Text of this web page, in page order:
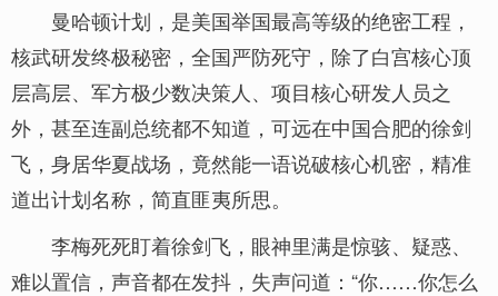
曼哈顿计划，是美国举国最高等级的绝密工程，
核武研发终极秘密，全国严防死守，除了白宫核心顶
层高层、军方极少数决策人、项目核心研发人员之
外，甚至连副总统都不知道，可远在中国合肥的徐剑
飞，身居华夏战场，竟然能一语说破核心机密，精准
道出计划名称，简直匪夷所思。
李梅死死盯着徐剑飞，眼神里满是惊骇、疑惑、
难以置信，声音都在发抖，失声问道：“你……你怎么